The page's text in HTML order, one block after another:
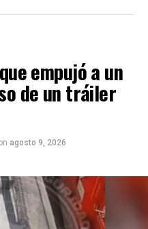
empujó a un
de un tráiler
agosto 9, 2026